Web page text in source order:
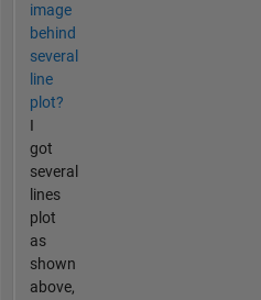
image
behind
several
line
plot?
I
got
several
lines
plot
as
shown
above,